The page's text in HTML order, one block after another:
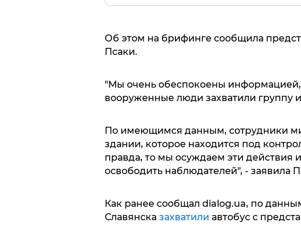
Об этом на брифинге сообщила
Псаки.
"Мы очень обеспокоены информацией,
вооруженные люди захватили группу
По имеющимся данным, сотрудники
здании, которое находится под
правда, то мы осуждаем эти
освободить наблюдателей", - заявила
Как ранее сообщал dialog.ua, по
Славянска захватили автобус с